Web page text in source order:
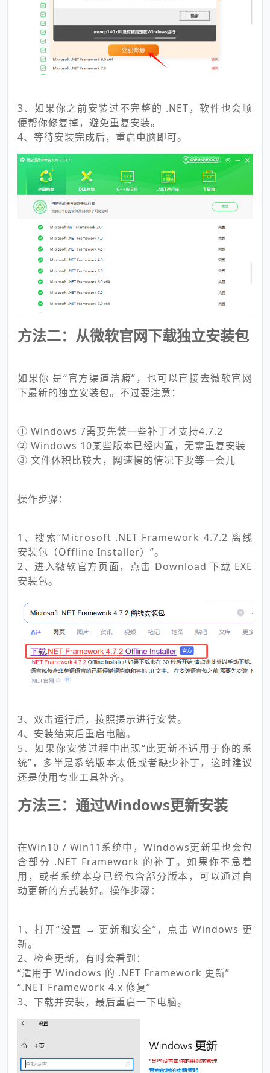
3、如果你之前安装过不完整的 .NET，软件也会顺
便帮你修复掉，避免重复安装。
4、等待安装完成后，重启电脑即可。
方法二：从微软官网下载独立安装包
如果你 是“官方渠道洁癖”，也可以直接去微软官网
下最新的独立安装包。不过要注意：
① Windows 7需要先装一些补丁才支持4.7.2
② Windows 10某些版本已经内置，无需重复安装
③ 文件体积比较大，网速慢的情况下要等一会儿
操作步骤：
1、搜索“Microsoft .NET Framework 4.7.2 离线
安装包（Offline Installer）”。
2、进入微软官方页面，点击 Download 下载 EXE
安装包。
3、双击运行后，按照提示进行安装。
4、安装结束后重启电脑。
5、如果你安装过程中出现“此更新不适用于你的系
统”，多半是系统版本太低或者缺少补丁，这时建议
还是使用专业工具补齐。
方法三：通过Windows更新安装
在Win10 / Win11系统中，Windows更新里也会包
含部分 .NET Framework 的补丁。如果你不急着
用，或者系统本身已经包含部分版本，可以通过自
动更新的方式装好。操作步骤：
1、打开“设置 → 更新和安全”，点击 Windows 更
新。
2、检查更新，有时会看到：
“适用于 Windows 的 .NET Framework 更新”
“.NET Framework 4.x 修复”
3、下载并安装，最后重启一下电脑。